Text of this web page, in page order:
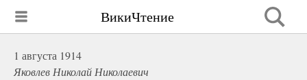
ВикиЧтение
1 августа 1914
Яковлев Николай Николаевич